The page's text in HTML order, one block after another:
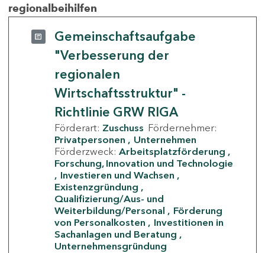
regionalbeihilfen
Gemeinschaftsaufgabe
"Verbesserung der
regionalen
Wirtschaftsstruktur" -
Richtlinie GRW RIGA
Förderart: Zuschuss Fördernehmer:
Privatpersonen
Unternehmen
Förderzweck: Arbeitsplatzförderung
Forschung, Innovation und Technologie
Investieren und Wachsen
Existenzgründung
Qualifizierung/Aus- und
Weiterbildung/Personal
Förderung
von Personalkosten
Investitionen in
Sachanlagen und Beratung
Unternehmensgründung